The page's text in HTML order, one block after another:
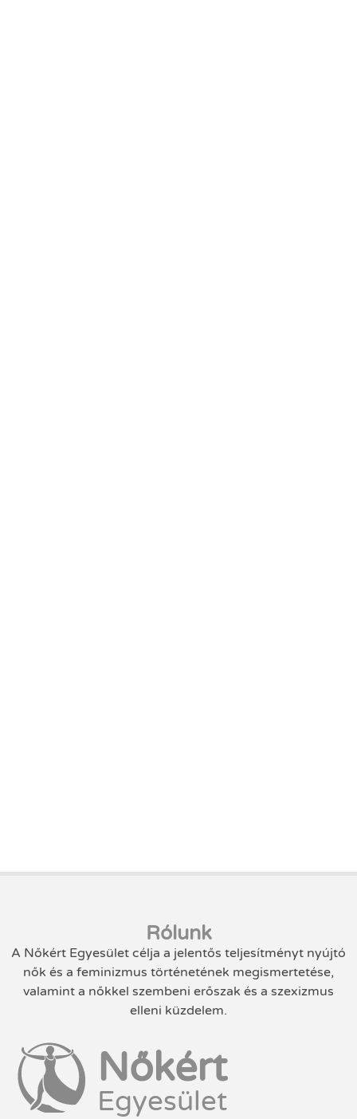
Rólunk
A Nőkért Egyesület célja a jelentős teljesítményt nyújtó
nők és a feminizmus történetének megismertetése,
valamint a nőkkel szembeni erőszak és a szexizmus
elleni küzdelem.
Nőkért
Egyesület